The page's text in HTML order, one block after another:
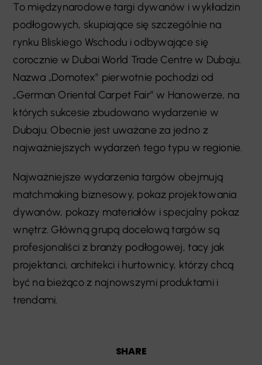
SHARE
To międzynarodowe targi dywanów i wykładzin
podłogowych, skupiające się szczególnie na
rynku Bliskiego Wschodu i odbywające się
corocznie w Dubai World Trade Centre w Dubaju.
Nazwa „Domotex” pierwotnie pochodzi od
„German Oriental Carpet Fair” w Hanowerze, na
których sukcesie zbudowano wydarzenie w
Dubaju. Obecnie jest uważane za jedno z
najważniejszych wydarzeń tego typu w regionie.
Najważniejsze wydarzenia targów obejmują
matchmaking biznesowy, pokaz projektowania
dywanów, pokazy materiałów i specjalny pokaz
wnętrz. Główną grupą docelową targów są
profesjonaliści z branży podłogowej, tacy jak
projektanci, architekci i hurtownicy, którzy chcą
być na bieżąco z najnowszymi produktami i
trendami.